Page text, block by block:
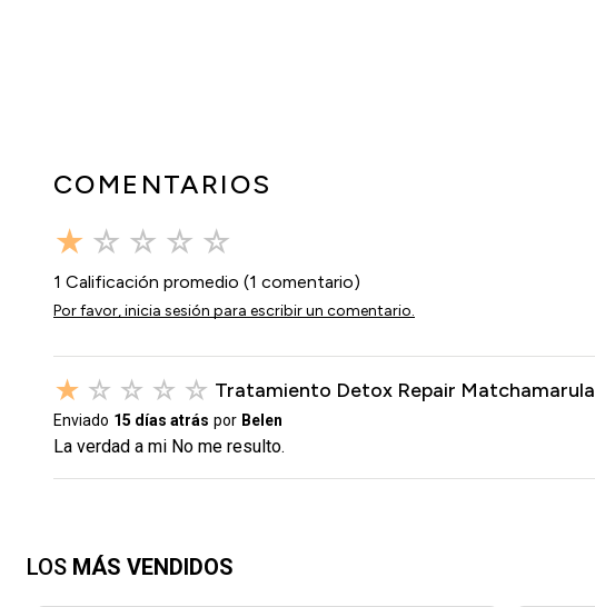
COMENTARIOS
★ ☆ ☆ ☆ ☆
1 Calificación promedio (1 comentario)
Por favor, inicia sesión para escribir un comentario.
★ ☆ ☆ ☆ ☆ Tratamiento Detox Repair Matchamarula
Enviado 15 días atrás por Belen
La verdad a mi No me resulto.
LOS MÁS VENDIDOS